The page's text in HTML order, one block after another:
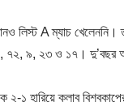
A ম্যাচ খেলেননি।
৭২, ৯, ২৩ ও ১৭। দু’বছর
হারিয়ে ক্লাব বিশ্বকাপের